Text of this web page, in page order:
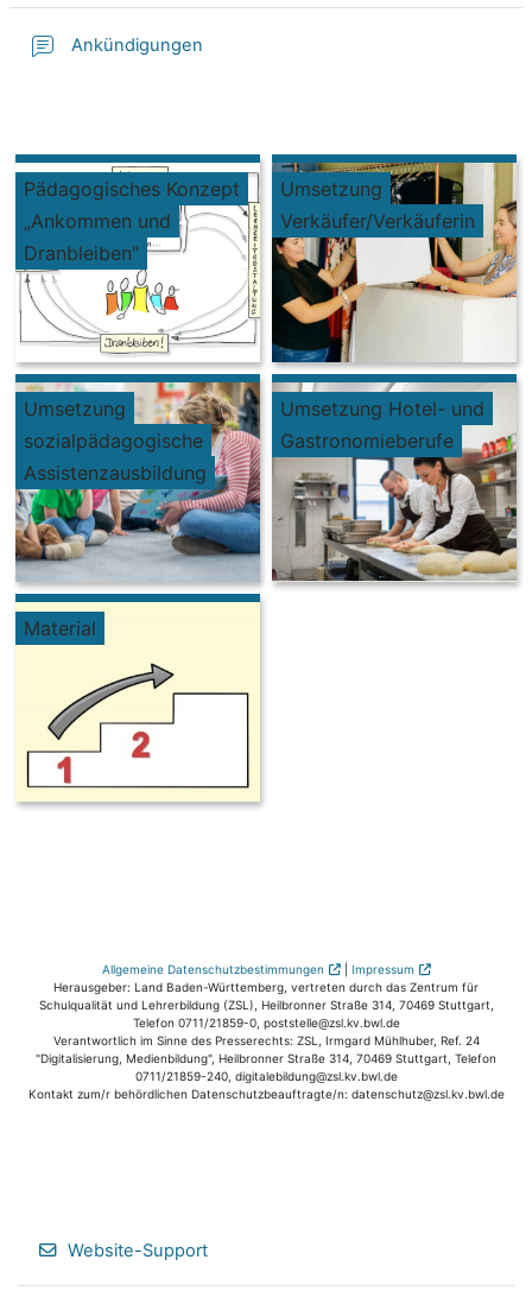
Ankündigungen
Pädagogisches Konzept
„Ankommen und
Dranbleiben"
Umsetzung
Verkäufer/Verkäuferin
Umsetzung
sozialpädagogische
Assistenzausbildung
Umsetzung Hotel- und
Gastronomieberufe
Material
Allgemeine Datenschutzbestimmungen |
Impressum
Herausgeber: Land Baden-Württemberg, vertreten durch das Zentrum für
Schulqualität und Lehrerbildung (ZSL), Heilbronner Straße 314, 70469 Stuttgart,
Telefon 0711/21859-0, poststelle@zsl.kv.bwl.de
Verantwortlich im Sinne des Presserechts: ZSL, Irmgard Mühlhuber, Ref. 24
"Digitalisierung, Medienbildung", Heilbronner Straße 314, 70469 Stuttgart, Telefon
0711/21859-240, digitalebildung@zsl.kv.bwl.de
Kontakt zum/r behördlichen Datenschutzbeauftragte/n: datenschutz@zsl.kv.bwl.de
Website-Support